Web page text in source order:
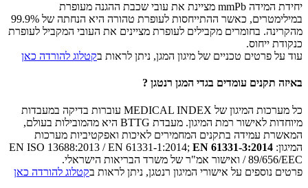
יחידת המידה mmPb מציינת את עובי שכבת ההגנה מעופרת
במילימטרים, כאשר ההתייחסות לעופרת טהורה היא הנחתה של 99.9%
מהקרינה. בחומרים מקבילים לעופרת מציינים את העובי המקביל לעופרת
כנקודת ייחוס.
עוד על פרטים טכניים של מיגון המגן, ניתן לראות בקטלוג להורדה כאן
באיזה תקנים עומדים בגדי המגן רנטגן ?
כל מערכות המיגון של MEDICAL INDEX עוברות בדיקה במעבדות
מיוחדות לאישור רמת המיגון. מעבדת BTTG היא מהמובילות בעולם,
המאשרת עמידה בתקנים המחמירים לאיכות ואפקטיביות מערכות
המיגון: EN ISO 13688:2013 / EN 61331-1:2014; EN 61331-3:2014
/ 89/656/EEC ואישור אמ"ר של משרד הבריאות הישראלי.
פרטים נוספים על אישורי המיגון רנטגן, ניתן לראות בקטלוג להורדה כאן